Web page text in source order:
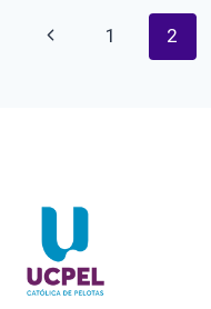
SEMINÁRIO
NOSOTRAS
Navegação
Página
1 2